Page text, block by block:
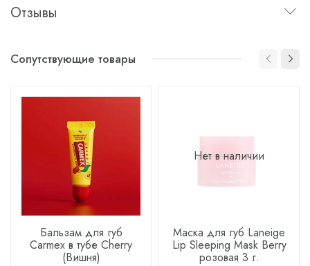
Отзывы
Сопутствующие товары
Бальзам для губ
Carmex в тубе Cherry
(Вишня)
Нет в наличии
Маска для губ Laneige
Lip Sleeping Mask Berry
розовая 3 г.